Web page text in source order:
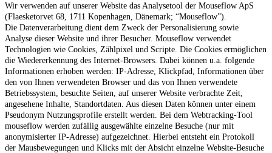
Wir verwenden auf unserer Website das Analysetool der Mouseflow ApS
(Flaesketorvet 68, 1711 Kopenhagen, Dänemark; “Mouseflow”).
Die Datenverarbeitung dient dem Zweck der Personalisierung sowie
Analyse dieser Website und ihrer Besucher. Mouseflow verwendet
Technologien wie Cookies, Zählpixel und Scripte. Die Cookies ermöglichen
die Wiedererkennung des Internet-Browsers. Dabei können u.a. folgende
Informationen erhoben werden: IP-Adresse, Klickpfad, Informationen über
den von Ihnen verwendeten Browser und das von Ihnen verwendete
Betriebssystem, besuchte Seiten, auf unserer Website verbrachte Zeit,
angesehene Inhalte, Standortdaten. Aus diesen Daten können unter einem
Pseudonym Nutzungsprofile erstellt werden. Bei dem Webtracking-Tool
mouseflow werden zufällig ausgewählte einzelne Besuche (nur mit
anonymisierter IP-Adresse) aufgezeichnet. Hierbei entsteht ein Protokoll
der Mausbewegungen und Klicks mit der Absicht einzelne Website-Besuche